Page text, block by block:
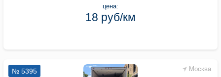
цена:
18 руб/км
Москва
№ 5395